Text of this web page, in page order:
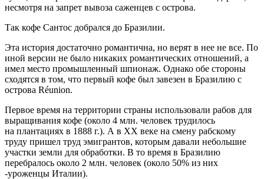
несмотря на запрет вывоза саженцев с острова.
Так кофе Сантос добрался до Бразилии.
Эта история достаточно романтична, но верят в нее не все. По
иной версии не было никаких романтических отношений, а
имел место промышленный шпионаж. Однако обе стороны
сходятся в том, что первый кофе был завезен в Бразилию с
острова Réunion.
Первое время на территории страны использовали рабов для
выращивания кофе (около 4 млн. человек трудилось
на плантациях в 1888 г.). А в ХХ веке на смену рабскому
труду пришел труд эмигрантов, которым давали небольшие
участки земли для обработки. В то время в Бразилию
перебралось около 2 млн. человек (около 50% из них
-уроженцы Италии).